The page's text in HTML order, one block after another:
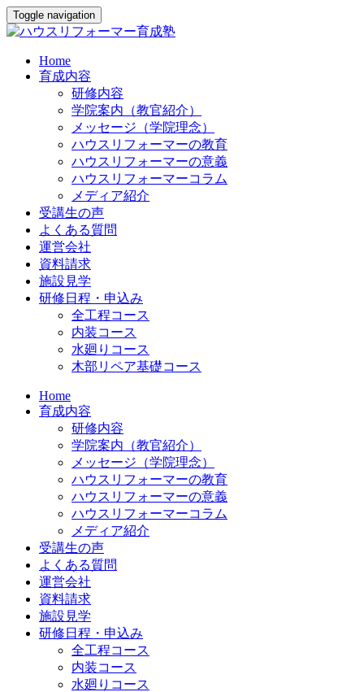
Toggle navigation
Home
育成内容
研修内容
学院案内（教官紹介）
メッセージ（学院理念）
ハウスリフォーマーの教育
ハウスリフォーマーの意義
ハウスリフォーマーコラム
メディア紹介
受講生の声
よくある質問
運営会社
資料請求
施設見学
研修日程・申込み
全工程コース
内装コース
水廻りコース
木部リペア基礎コース
Home
育成内容
研修内容
学院案内（教官紹介）
メッセージ（学院理念）
ハウスリフォーマーの教育
ハウスリフォーマーの意義
ハウスリフォーマーコラム
メディア紹介
受講生の声
よくある質問
運営会社
資料請求
施設見学
研修日程・申込み
全工程コース
内装コース
水廻りコース